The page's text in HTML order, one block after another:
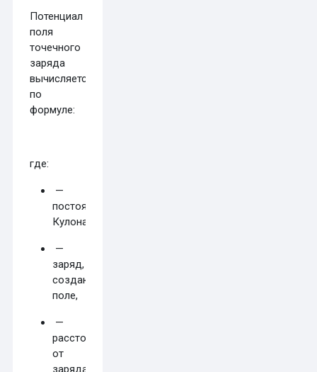
Потенциал
поля
точечного
заряда
вычисляется
по
формуле:
где:
—
постоянная
Кулона,
—
заряд,
создающий
поле,
—
расстояние
от
заряда